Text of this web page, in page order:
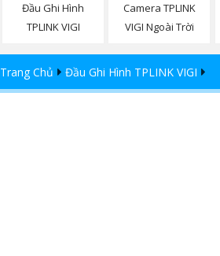
Đầu Ghi Hình
TPLINK VIGI
Camera TPLINK
VIGI Ngoài Trời
Trang Chủ Đầu Ghi Hình TPLINK VIGI